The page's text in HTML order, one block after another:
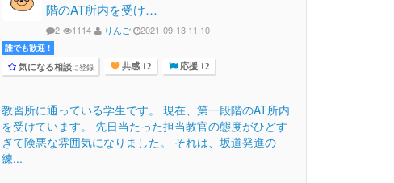
階のAT所内を受け…
2 1114 りんご 2021-09-13 11:10
誰でも歓迎 !
気になる相談に登録 共感 12 応援 12
教習所に通っている学生です。 現在、第一段階のAT所内
を受けています。 先日当たった担当教官の態度がひどす
ぎて険悪な雰囲気になりました。 それは、坂道発進の
練...